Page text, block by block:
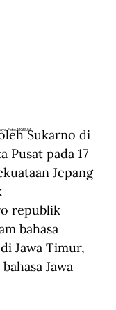
Foto: IMGRUMSukarno di
Pusat pada 17
Jepang
republik
bahasa
Jawa Timur,
Jawa